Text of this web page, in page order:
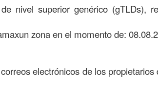
nivel superior genérico (gTLDs),
zona en el momento de:
electrónicos de los